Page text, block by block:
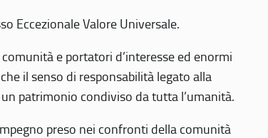
Eccezionale Valore Universale.
e portatori d’interesse ed enormi
il senso di responsabilità legato alla
patrimonio condiviso da tutta l’umanità.
preso nei confronti della comunità